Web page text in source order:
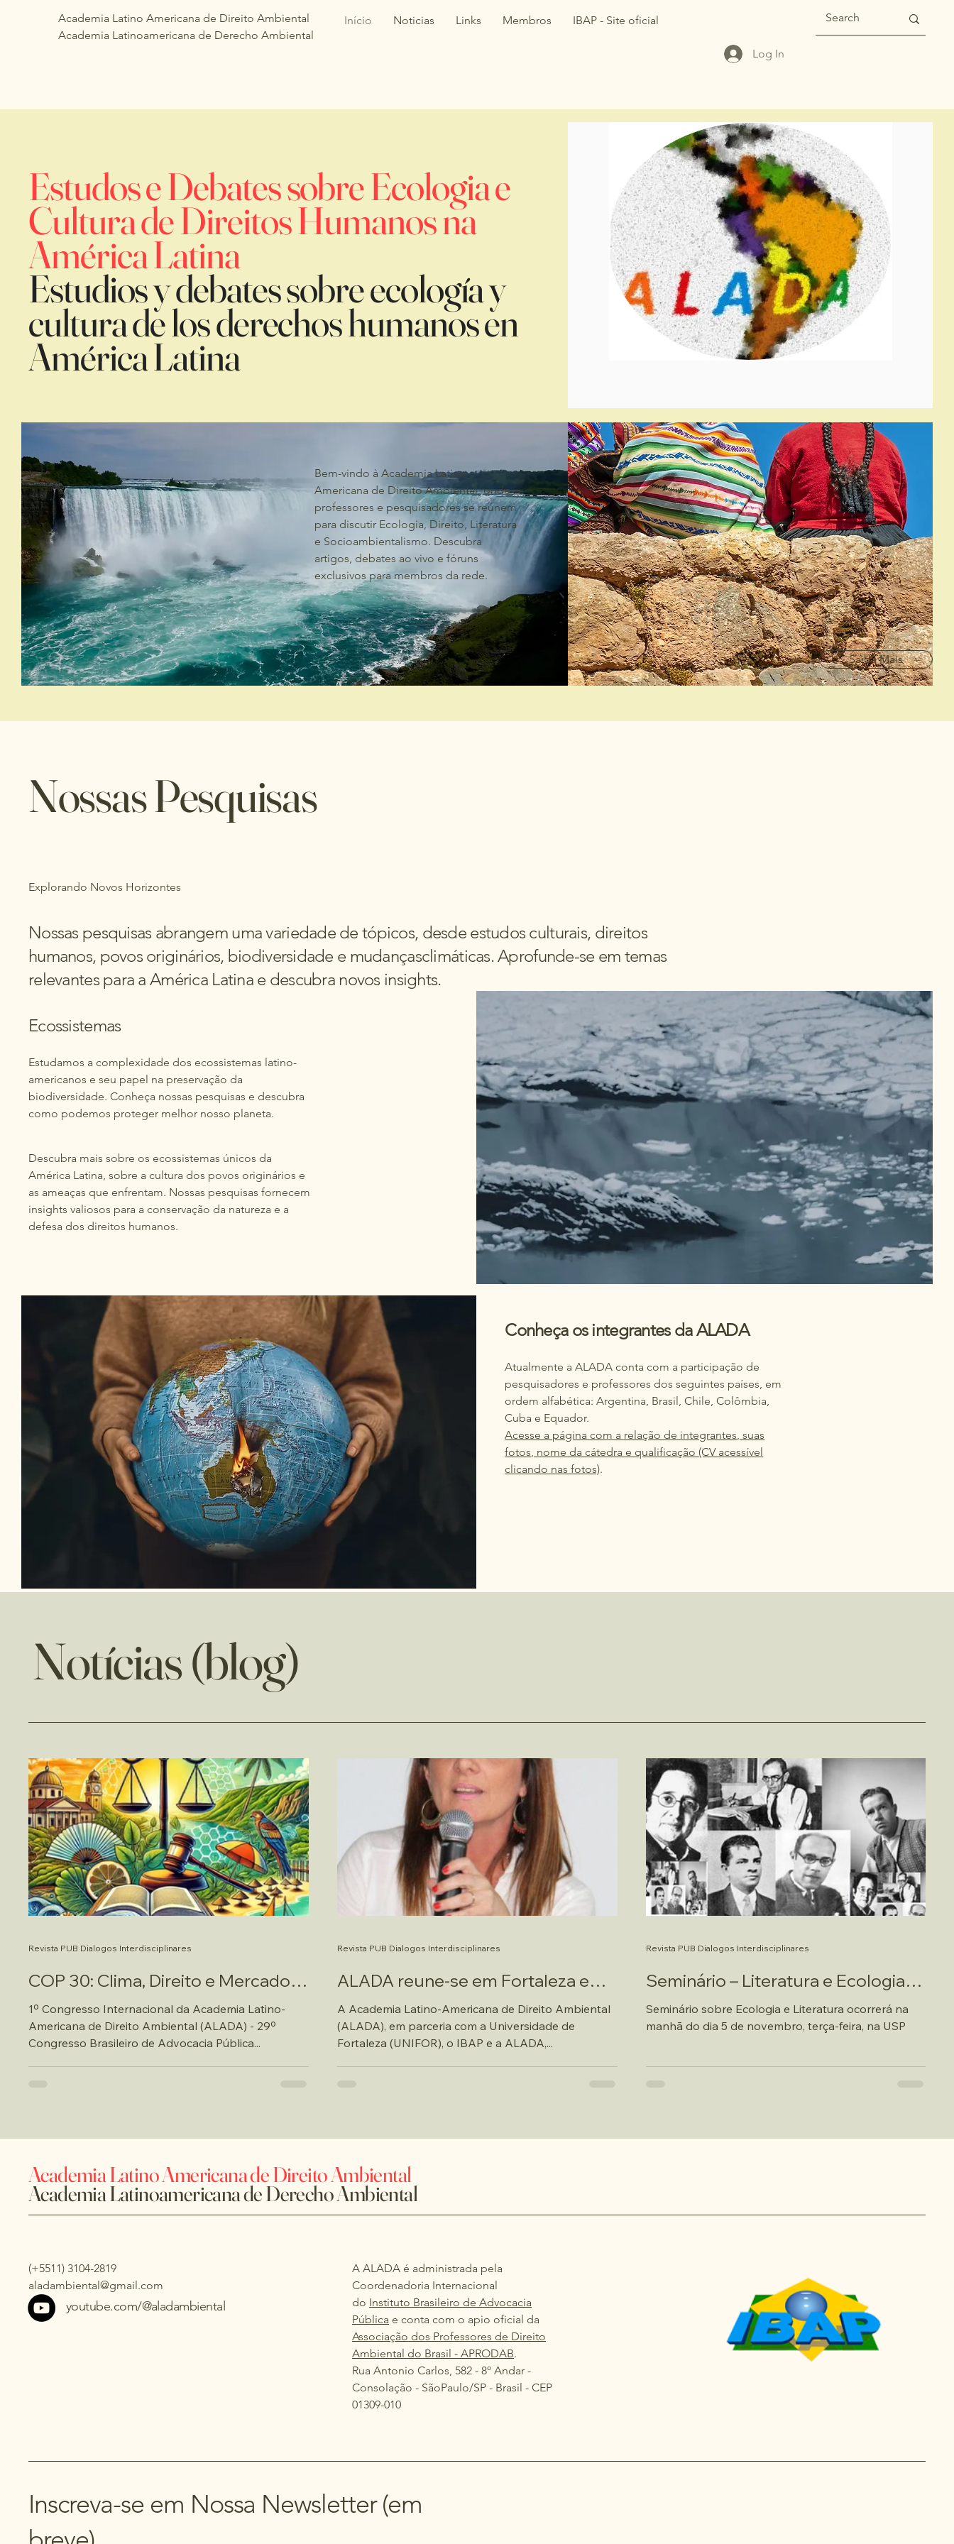
Academia Latino Americana de Direito Ambiental
Academia Latinoamericana de Derecho Ambiental
Início Noticias Links Membros IBAP - Site oficial
Log In
Estudos e Debates sobre Ecologia e
Cultura de Direitos Humanos na
América Latina
Estudios y debates sobre ecología y
cultura de los derechos humanos en
América Latina
Bem-vindo à Academia Latino
Americana de Direito Ambiental, onde
professores e pesquisadores se reúnem
para discutir Ecologia, Direito, Literatura
e Socioambientalismo. Descubra
artigos, debates ao vivo e fóruns
exclusivos para membros da rede.
Saiba Mais
Nossas Pesquisas
Explorando Novos Horizontes
Nossas pesquisas abrangem uma variedade de tópicos, desde estudos culturais, direitos
humanos, povos originários, biodiversidade e mudançasclimáticas. Aprofunde-se em temas
relevantes para a América Latina e descubra novos insights.
Ecossistemas
Estudamos a complexidade dos ecossistemas latino-
americanos e seu papel na preservação da
biodiversidade. Conheça nossas pesquisas e descubra
como podemos proteger melhor nosso planeta.
Descubra mais sobre os ecossistemas únicos da
América Latina, sobre a cultura dos povos originários e
as ameaças que enfrentam. Nossas pesquisas fornecem
insights valiosos para a conservação da natureza e a
defesa dos direitos humanos.
Conheça os integrantes da ALADA
Atualmente a ALADA conta com a participação de
pesquisadores e professores dos seguintes países, em
ordem alfabética: Argentina, Brasil, Chile, Colômbia,
Cuba e Equador.
Acesse a página com a relação de integrantes, suas
fotos, nome da cátedra e qualificação (CV acessível
clicando nas fotos).
Notícias (blog)
COP 30: Clima, Direito e Mercado
em Conflito
1º Congresso Internacional da Academia Latino-
Americana de Direito Ambiental (ALADA) - 29º
Congresso Brasileiro de Advocacia Pública...
Revista PUB Dialogos Interdisciplinares
ALADA reune-se em Fortaleza em
maio/2025
A Academia Latino-Americana de Direito Ambiental
(ALADA), em parceria com a Universidade de
Fortaleza (UNIFOR), o IBAP e a ALADA,...
Revista PUB Dialogos Interdisciplinares
Seminário – Literatura e Ecologia
na América Latina
Seminário sobre Ecologia e Literatura ocorrerá na
manhã do dia 5 de novembro, terça-feira, na USP
Revista PUB Dialogos Interdisciplinares
Academia Latino Americana de Direito Ambiental
Academia Latinoamericana de Derecho Ambiental
(+5511) 3104-2819
aladambiental@gmail.com
youtube.com/@aladambiental
A ALADA é administrada pela
Coordenadoria Internacional
do Instituto Brasileiro de Advocacia
Pública e conta com o apio oficial da
Associação dos Professores de Direito
Ambiental do Brasil - APRODAB.
Rua Antonio Carlos, 582 - 8º Andar -
Consolação - SãoPaulo/SP - Brasil - CEP
01309-010
Inscreva-se em Nossa Newsletter (em